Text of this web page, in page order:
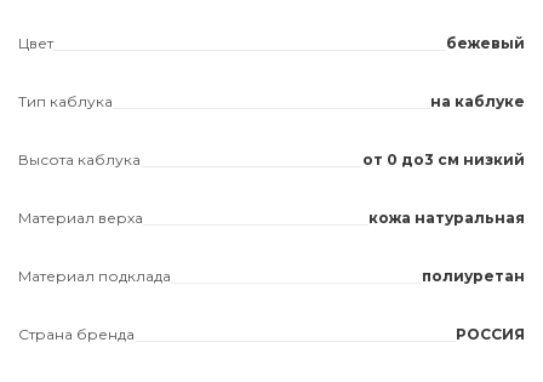
Цвет бежевый
Тип каблука на каблуке
Высота каблука от 0 до3 см низкий
Материал верха кожа натуральная
Материал подклада полиуретан
Страна бренда РОССИЯ